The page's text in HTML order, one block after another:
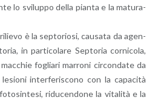
lo svi­lup­po della pian­ta e la ma­tu­ra­
è la sep­to­rio­si, cau­sa­ta da agen­
in par­ti­co­la­re Sep­to­ria cor­ni­co­la,
fo­glia­ri mar­ro­ni cir­con­da­te da
in­ter­fe­ri­sco­no con la ca­pa­ci­tà
ri­du­cen­do­ne la vi­ta­li­tà e la